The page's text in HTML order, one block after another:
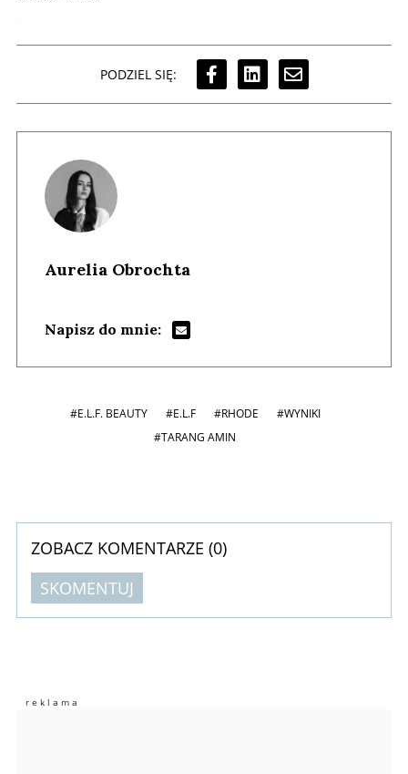
PODZIEL SIĘ:
Aurelia Obrochta
Napisz do mnie:
#E.L.F. BEAUTY #E.L.F #RHODE
#WYNIKI
#TARANG AMIN
ZOBACZ KOMENTARZE (0)
SKOMENTUJ
Imię (Wymagane)